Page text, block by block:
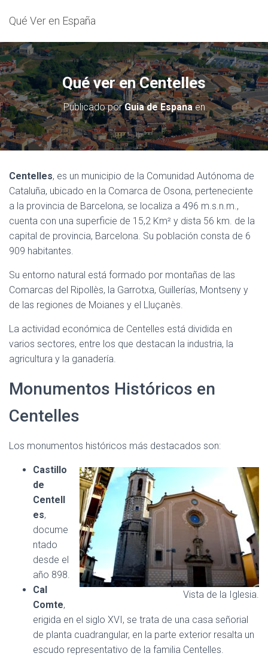
Qué Ver en España
Qué ver en Centelles
Publicado porGuia de Espanaen
Centelles, es un municipio de la Comunidad Autónoma de
Cataluña, ubicado en la Comarca de Osona, perteneciente
a la provincia de Barcelona, se localiza a 496 m.s.n.m.,
cuenta con una superficie de 15,2 Km² y dista 56 km. de la
capital de provincia, Barcelona. Su población consta de 6
909 habitantes.
Su entorno natural está formado por montañas de las
Comarcas del Ripollès, la Garrotxa, Guillerías, Montseny y
de las regiones de Moianes y el Lluçanès.
La actividad económica de Centelles está dividida en
varios sectores, entre los que destacan la industria, la
agricultura y la ganadería.
Monumentos Históricos en
Centelles
Los monumentos históricos más destacados son:
Vista de la Iglesia.
Castillo
de
Centell
es,
docume
ntado
desde el
año 898.
Cal
Comte,
erigida en el siglo XVI, se trata de una casa señorial
de planta cuadrangular, en la parte exterior resalta un
escudo representativo de la familia Centelles.